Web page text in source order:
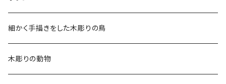
2019
チュニック
リバーシブル 帽子
細かく手描きをした木彫りの鳥
木彫りの動物